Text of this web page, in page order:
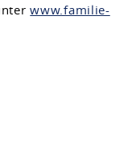
www.familie-